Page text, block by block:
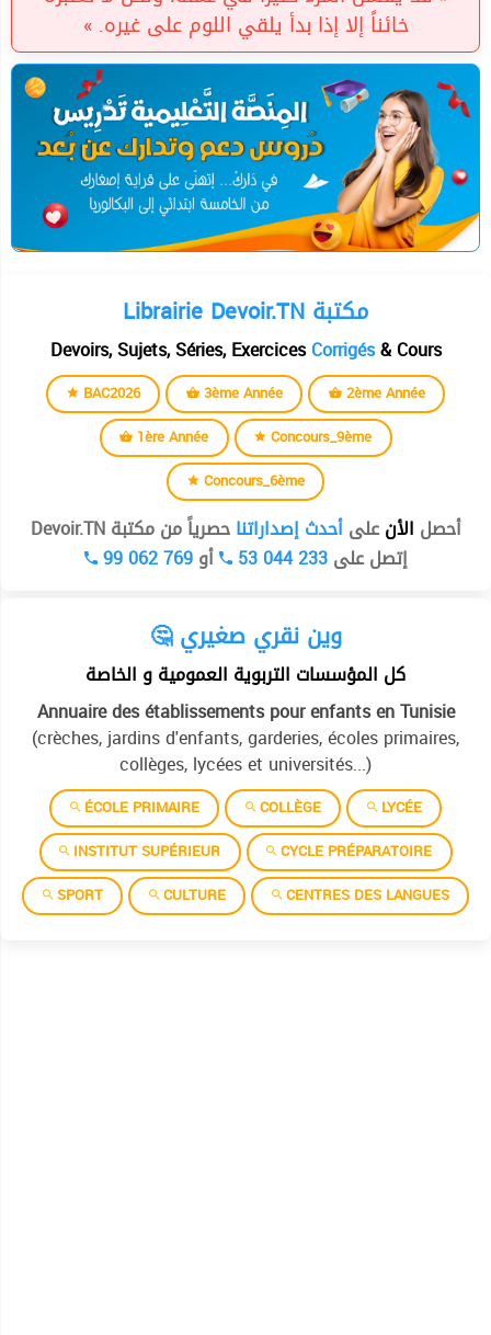
خائناً إلا إذا بدأ يلقي اللوم على غيره. »
Librairie Devoir.TN مكتبة
Devoirs, Sujets, Séries, ExercicesCorrigés& Cours
BAC2026 3ème Année
2ème Année
1ère Année
Concours_9ème
Concours_6ème
أحصل الأنعلىأحدث إصداراتناحصرياً من مكتبة Devoir.TN
إتصل على53 044 233 أو99 062 769
🤔 وين نقري صغيري
كل المؤسسات التربوية العمومية و الخاصة
Annuaire des établissements pour enfants en Tunisie
(crèches, jardins d'enfants, garderies, écoles primaires,
collèges, lycées et universités...)
ÉCOLE PRIMAIRE COLLÈGE
LYCÉE
INSTITUT SUPÉRIEUR
CYCLE PRÉPARATOIRE
SPORT
CULTURE CENTRES DES LANGUES